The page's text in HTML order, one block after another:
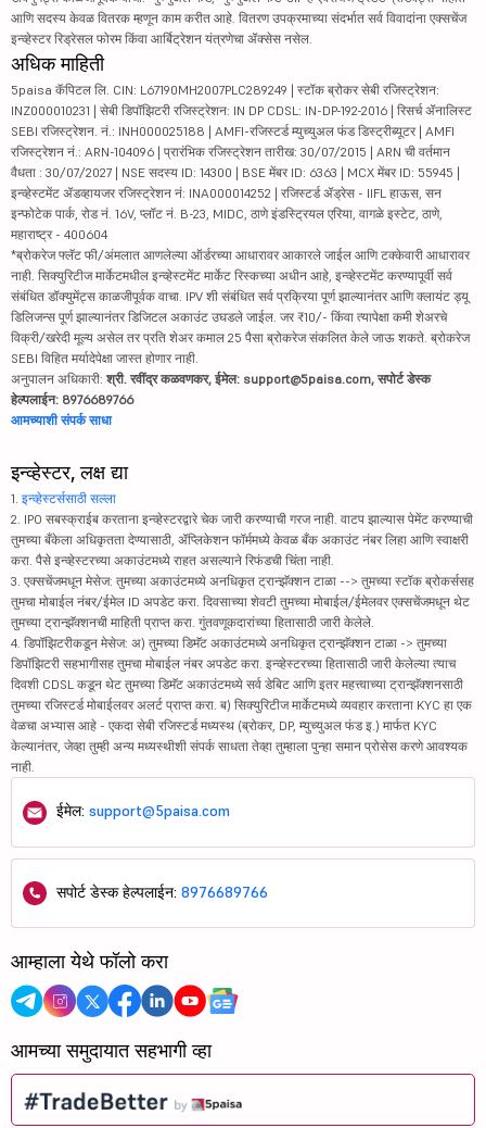
आणि सदस्य केवळ वितरक म्हणून काम करीत आहे. वितरण उपक्रमाच्या संदर्भात सर्व विवादांना एक्सचेंज
इन्व्हेस्टर रिड्रेसल फोरम किंवा आर्बिट्रेशन यंत्रणेचा ॲक्सेस नसेल.
अधिक माहिती
5paisa कॅपिटल लि. CIN: L67190MH2007PLC289249 | स्टॉक ब्रोकर सेबी रजिस्ट्रेशन:
INZ000010231 | सेबी डिपॉझिटरी रजिस्ट्रेशन: IN DP CDSL: IN-DP-192-2016 | रिसर्च ॲनालिस्ट
SEBI रजिस्ट्रेशन. नं.: INH000025188 | AMFI-रजिस्टर्ड म्युच्युअल फंड डिस्ट्रीब्यूटर | AMFI
रजिस्ट्रेशन नं.: ARN-104096 | प्रारंभिक रजिस्ट्रेशन तारीख: 30/07/2015 | ARN ची वर्तमान
वैधता : 30/07/2027 | NSE सदस्य ID: 14300 | BSE मेंबर ID: 6363 | MCX मेंबर ID: 55945 |
इन्व्हेस्टमेंट ॲडव्हायजर रजिस्ट्रेशन नं: INA000014252 | रजिस्टर्ड ॲड्रेस - IIFL हाऊस, सन
इन्फोटेक पार्क, रोड नं. 16V, प्लॉट नं. B-23, MIDC, ठाणे इंडस्ट्रियल एरिया, वागळे इस्टेट, ठाणे,
महाराष्ट्र - 400604
*ब्रोकरेज फ्लॅट फी/अंमलात आणलेल्या ऑर्डरच्या आधारावर आकारले जाईल आणि टक्केवारी आधारावर
नाही. सिक्युरिटीज मार्केटमधील इन्व्हेस्टमेंट मार्केट रिस्कच्या अधीन आहे, इन्व्हेस्टमेंट करण्यापूर्वी सर्व
संबंधित डॉक्युमेंट्स काळजीपूर्वक वाचा. IPV शी संबंधित सर्व प्रक्रिया पूर्ण झाल्यानंतर आणि क्लायंट ड्यू
डिलिजन्स पूर्ण झाल्यानंतर डिजिटल अकाउंट उघडले जाईल. जर ₹10/- किंवा त्यापेक्षा कमी शेअरचे
विक्री/खरेदी मूल्य असेल तर प्रति शेअर कमाल 25 पैसा ब्रोकरेज संकलित केले जाऊ शकते. ब्रोकरेज
SEBI विहित मर्यादेपेक्षा जास्त होणार नाही.
अनुपालन अधिकारी: श्री. रवींद्र कळवणकर, ईमेल: support@5paisa.com, सपोर्ट डेस्क
हेल्पलाईन: 8976689766
आमच्याशी संपर्क साधा
इन्व्हेस्टर, लक्ष द्या
1. इन्व्हेस्टर्ससाठी सल्ला
2. IPO सबस्क्राईब करताना इन्व्हेस्टरद्वारे चेक जारी करण्याची गरज नाही. वाटप झाल्यास पेमेंट करण्याची
तुमच्या बँकेला अधिकृतता देण्यासाठी, ॲप्लिकेशन फॉर्ममध्ये केवळ बँक अकाउंट नंबर लिहा आणि स्वाक्षरी
करा. पैसे इन्व्हेस्टरच्या अकाउंटमध्ये राहत असल्याने रिफंडची चिंता नाही.
3. एक्सचेंजमधून मेसेज: तुमच्या अकाउंटमध्ये अनधिकृत ट्रान्झॅक्शन टाळा --> तुमच्या स्टॉक ब्रोकर्ससह
तुमचा मोबाईल नंबर/ईमेल ID अपडेट करा. दिवसाच्या शेवटी तुमच्या मोबाईल/ईमेलवर एक्सचेंजमधून थेट
तुमच्या ट्रान्झॅक्शनची माहिती प्राप्त करा. गुंतवणूकदारांच्या हितासाठी जारी केलेले.
4. डिपॉझिटरीकडून मेसेज: अ) तुमच्या डिमॅट अकाउंटमध्ये अनधिकृत ट्रान्झॅक्शन टाळा -> तुमच्या
डिपॉझिटरी सहभागीसह तुमचा मोबाईल नंबर अपडेट करा. इन्व्हेस्टरच्या हितासाठी जारी केलेल्या त्याच
दिवशी CDSL कडून थेट तुमच्या डिमॅट अकाउंटमध्ये सर्व डेबिट आणि इतर महत्त्वाच्या ट्रान्झॅक्शनसाठी
तुमच्या रजिस्टर्ड मोबाईलवर अलर्ट प्राप्त करा. ब) सिक्युरिटीज मार्केटमध्ये व्यवहार करताना KYC हा एक
वेळचा अभ्यास आहे - एकदा सेबी रजिस्टर्ड मध्यस्थ (ब्रोकर, DP, म्युच्युअल फंड इ.) मार्फत KYC
केल्यानंतर, जेव्हा तुम्ही अन्य मध्यस्थीशी संपर्क साधता तेव्हा तुम्हाला पुन्हा समान प्रोसेस करणे आवश्यक
नाही.
ईमेल: support@5paisa.com
सपोर्ट डेस्क हेल्पलाईन: 8976689766
आम्हाला येथे फॉलो करा
आमच्या समुदायात सहभागी व्हा